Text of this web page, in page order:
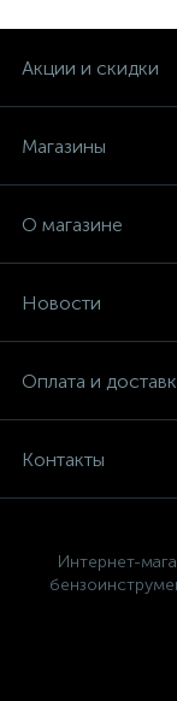
Акции и скидки
Магазины
О магазине
Новости
Оплата и
Контакты
Интернет-